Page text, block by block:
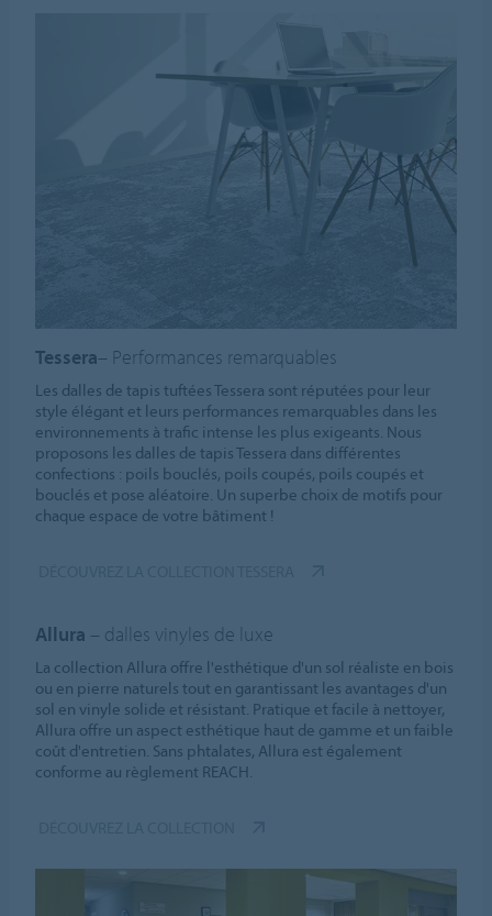
Tessera– Performances remarquables
Les dalles de tapis tuftées Tessera sont réputées pour leur
style élégant et leurs performances remarquables dans les
environnements à trafic intense les plus exigeants. Nous
proposons les dalles de tapis Tessera dans différentes
confections : poils bouclés, poils coupés, poils coupés et
bouclés et pose aléatoire. Un superbe choix de motifs pour
chaque espace de votre bâtiment !
Allura – dalles vinyles de luxe
La collection Allura offre l'esthétique d'un sol réaliste en bois
ou en pierre naturels tout en garantissant les avantages d'un
sol en vinyle solide et résistant. Pratique et facile à nettoyer,
Allura offre un aspect esthétique haut de gamme et un faible
coût d'entretien. Sans phtalates, Allura est également
conforme au règlement REACH.